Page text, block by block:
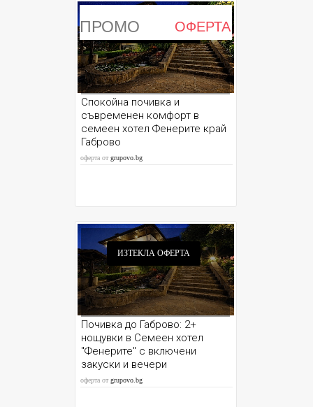
ПРОМО ОФЕРТА
ИЗТЕКЛА ОФЕРТА
Спокойна почивка и
съвременен комфорт в
семеен хотел Фенерите край
Габрово
оферта отgrupovo.bg
ИЗТЕКЛА ОФЕРТА
Почивка до Габрово: 2+
нощувки в Семеен хотел
"Фенерите" с включени
закуски и вечери
оферта отgrupovo.bg